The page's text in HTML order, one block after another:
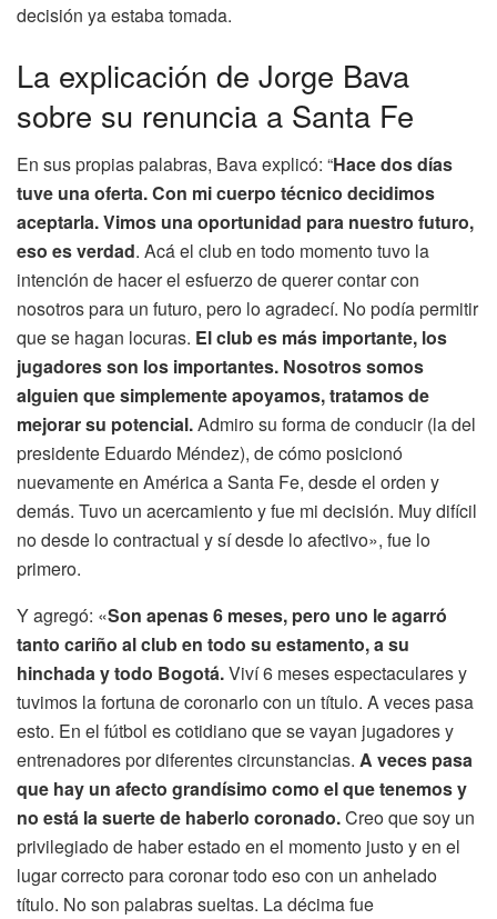
decisión ya estaba tomada.
La explicación de Jorge Bava
sobre su renuncia a Santa Fe
En sus propias palabras, Bava explicó: “Hace dos días
tuve una oferta. Con mi cuerpo técnico decidimos
aceptarla. Vimos una oportunidad para nuestro futuro,
eso es verdad. Acá el club en todo momento tuvo la
intención de hacer el esfuerzo de querer contar con
nosotros para un futuro, pero lo agradecí. No podía permitir
que se hagan locuras. El club es más importante, los
jugadores son los importantes. Nosotros somos
alguien que simplemente apoyamos, tratamos de
mejorar su potencial.Admiro su forma de conducir (la del
presidente Eduardo Méndez), de cómo posicionó
nuevamente en América a Santa Fe, desde el orden y
demás. Tuvo un acercamiento y fue mi decisión. Muy difícil
no desde lo contractual y sí desde lo afectivo», fue lo
primero.
Y agregó: «Son apenas 6 meses, pero uno le agarró
tanto cariño al club en todo su estamento, a su
hinchada y todo Bogotá.Viví 6 meses espectaculares y
tuvimos la fortuna de coronarlo con un título. A veces pasa
esto. En el fútbol es cotidiano que se vayan jugadores y
entrenadores por diferentes circunstancias. A veces pasa
que hay un afecto grandísimo como el que tenemos y
no está la suerte de haberlo coronado.Creo que soy un
privilegiado de haber estado en el momento justo y en el
lugar correcto para coronar todo eso con un anhelado
título. No son palabras sueltas. La décima fue